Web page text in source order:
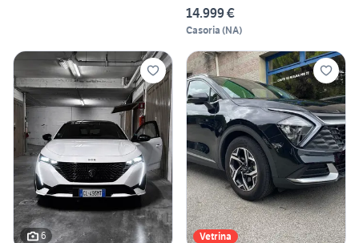
14.999 €
Casoria (NA)
6 Vetrina